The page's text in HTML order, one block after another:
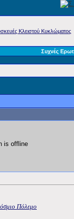
Κλειστού Κυκλώματος
Συχνές
Πόλεμο